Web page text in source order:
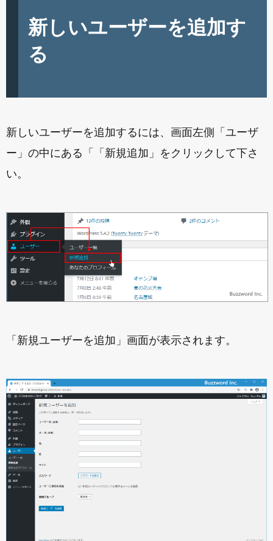
新しいユーザーを追加す
る
新しいユーザーを追加するには、画面左側「ユーザ
ー」の中にある「「新規追加」をクリックして下さ
い。
「新規ユーザーを追加」画面が表示されます。